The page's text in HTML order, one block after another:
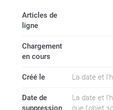
Articles de
ligne
Chargement
en cours
Créé le La date et
Date de
suppression
La date et
que l'objet